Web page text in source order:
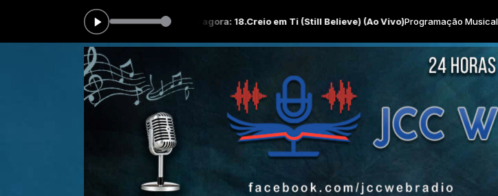
das 00:00 às 23:59 -Tocando agora: 18.Creio em Ti (Still Believe) (Ao Vivo)Programação Musical com